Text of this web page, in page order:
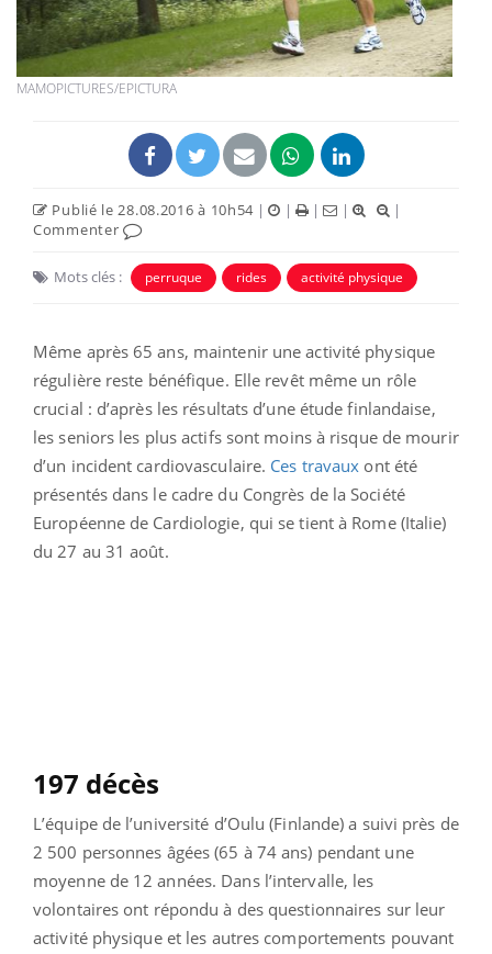
MAMOPICTURES/EPICTURA
Publié le 28.08.2016 à 10h54 | | | |
|
Commenter
Mots clés : perruque rides activité physique
Même après 65 ans, maintenir une activité physique
régulière reste bénéfique. Elle revêt même un rôle
crucial : d’après les résultats d’une étude finlandaise,
les seniors les plus actifs sont moins à risque de mourir
d’un incident cardiovasculaire. Ces travaux ont été
présentés dans le cadre du Congrès de la Société
Européenne de Cardiologie, qui se tient à Rome (Italie)
du 27 au 31 août.
197 décès
L’équipe de l’université d’Oulu (Finlande) a suivi près de
2 500 personnes âgées (65 à 74 ans) pendant une
moyenne de 12 années. Dans l’intervalle, les
volontaires ont répondu à des questionnaires sur leur
activité physique et les autres comportements pouvant